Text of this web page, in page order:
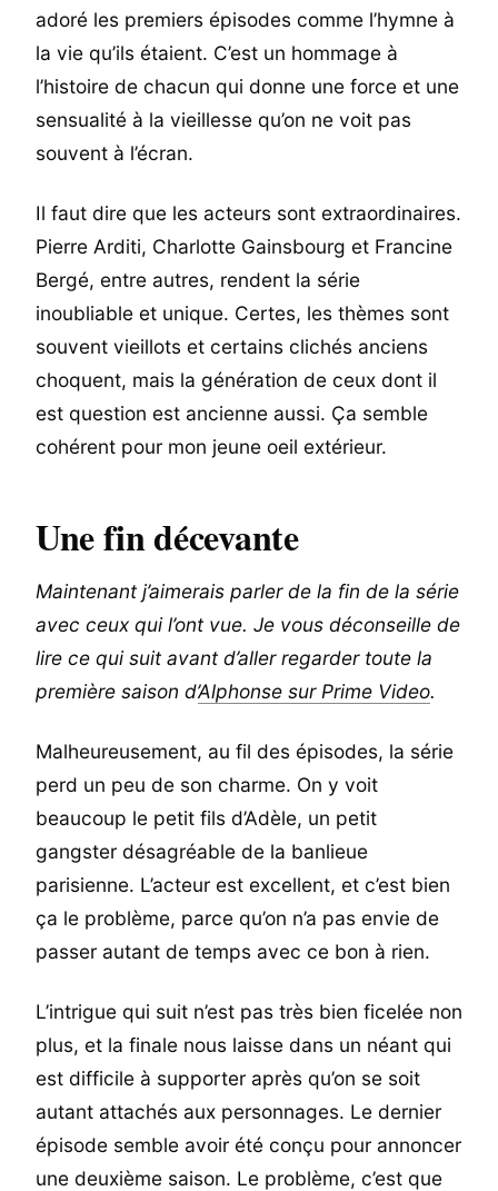
adoré les premiers épisodes comme l’hymne à
la vie qu’ils étaient. C’est un hommage à
l’histoire de chacun qui donne une force et une
sensualité à la vieillesse qu’on ne voit pas
souvent à l’écran.
Il faut dire que les acteurs sont extraordinaires.
Pierre Arditi, Charlotte Gainsbourg et Francine
Bergé, entre autres, rendent la série
inoubliable et unique. Certes, les thèmes sont
souvent vieillots et certains clichés anciens
choquent, mais la génération de ceux dont il
est question est ancienne aussi. Ça semble
cohérent pour mon jeune oeil extérieur.
Une fin décevante
Maintenant j’aimerais parler de la fin de la série
avec ceux qui l’ont vue. Je vous déconseille de
lire ce qui suit avant d’aller regarder toute la
première saison d’Alphonse sur Prime Video.
Malheureusement, au fil des épisodes, la série
perd un peu de son charme. On y voit
beaucoup le petit fils d’Adèle, un petit
gangster désagréable de la banlieue
parisienne. L’acteur est excellent, et c’est bien
ça le problème, parce qu’on n’a pas envie de
passer autant de temps avec ce bon à rien.
L’intrigue qui suit n’est pas très bien ficelée non
plus, et la finale nous laisse dans un néant qui
est difficile à supporter après qu’on se soit
autant attachés aux personnages. Le dernier
épisode semble avoir été conçu pour annoncer
une deuxième saison. Le problème, c’est que